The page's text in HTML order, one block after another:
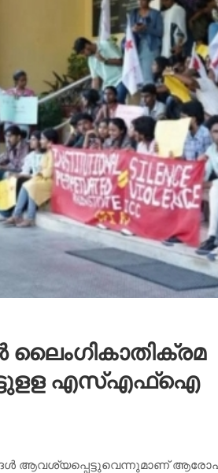
ലൈംഗികാതിക്രമ
എസ്എഫ്‌ഐ
ആവശ്യപ്പെട്ടുവെന്നുമാണ്